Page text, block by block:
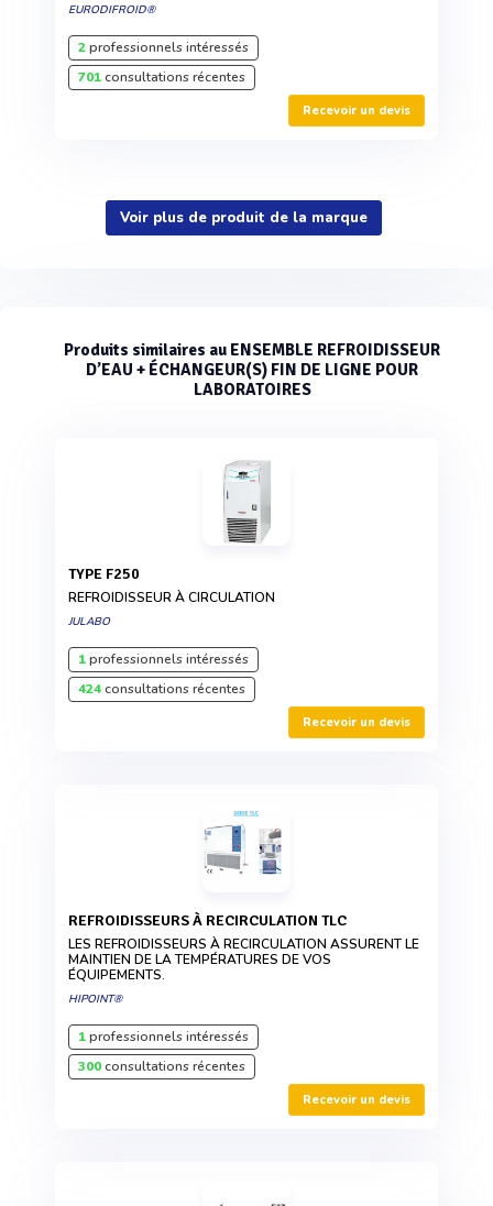
EURODIFROID®
2professionnels intéressés
701consultations récentes
Recevoir un devis
Voir plus de produit de la marque
Produits similaires au ENSEMBLE REFROIDISSEUR
D’EAU + ÉCHANGEUR(S) FIN DE LIGNE POUR
LABORATOIRES
TYPE F250
REFROIDISSEUR À CIRCULATION
JULABO
1professionnels intéressés
424consultations récentes
Recevoir un devis
REFROIDISSEURS À RECIRCULATION TLC
LES REFROIDISSEURS À RECIRCULATION ASSURENT LE
MAINTIEN DE LA TEMPÉRATURES DE VOS
ÉQUIPEMENTS.
HIPOINT®
1professionnels intéressés
300consultations récentes
Recevoir un devis